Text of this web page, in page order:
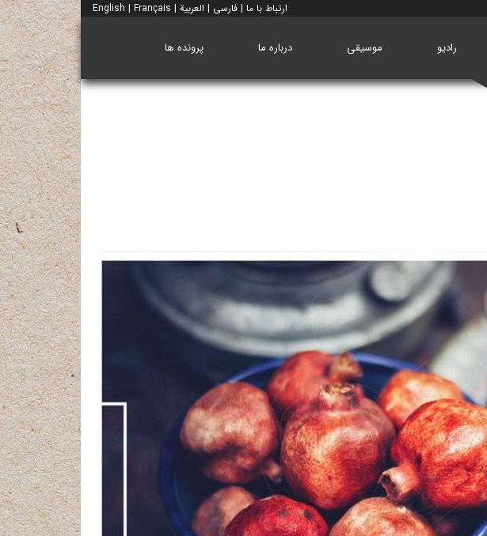
ارتباط با ما | فارسی | العربية |
English | Français
رادیو موسیقی درباره ما پرونده ها